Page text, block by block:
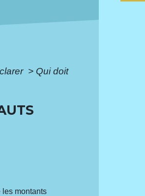
> Qui doit
les montants